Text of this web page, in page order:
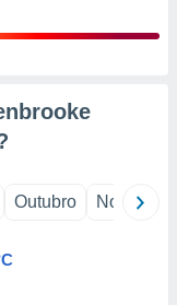
Outubro Novembro